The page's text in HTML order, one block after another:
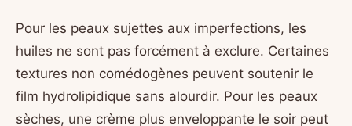
Pour les peaux sujettes aux imperfections, les
huiles ne sont pas forcément à exclure. Certaines
textures non comédogènes peuvent soutenir le
film hydrolipidique sans alourdir. Pour les peaux
sèches, une crème plus enveloppante le soir peut